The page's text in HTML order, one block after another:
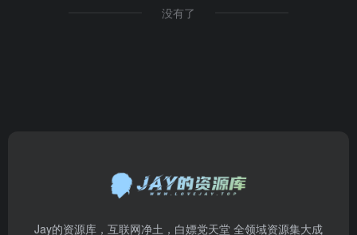
没有了
Jay的资源库，互联网净土，白嫖党天堂 全领域资源集大成